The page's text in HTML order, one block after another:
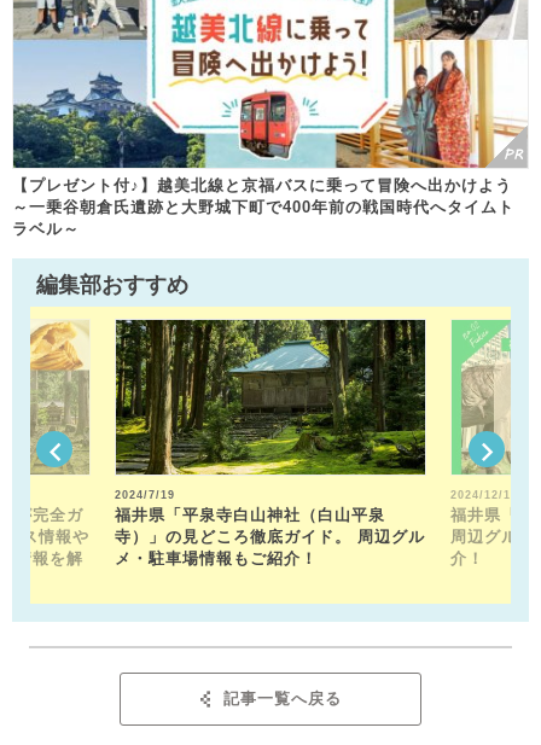
【プレゼント付♪】越美北線と京福バスに乗って冒険へ出かけよう
～一乗谷朝倉氏遺跡と大野城下町で400年前の戦国時代へタイムト
ラベル～
編集部おすすめ
が完全ガ
ス情報や
情報を解
2024/7/19
福井県「平泉寺白山神社（白山平泉
寺）」の見どころ徹底ガイド。 周辺グル
メ・駐車場情報もご紹介！
2024/12/13
福井県「福
周辺グルメ
介！
記事一覧へ戻る